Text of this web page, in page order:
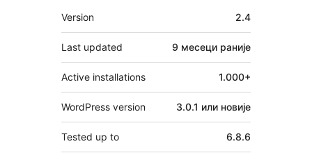
Мета
Version 2.4
Last updated 9 месеци раније
Active installations 1.000+
WordPress version 3.0.1 или новије
Tested up to 6.8.6